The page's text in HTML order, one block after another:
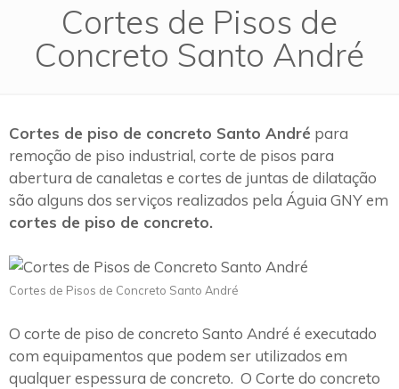
Cortes de Pisos de
Concreto Santo André
Cortes de piso de concreto Santo André para
remoção de piso industrial, corte de pisos para
abertura de canaletas e cortes de juntas de dilatação
são alguns dos serviços realizados pela Águia GNY em
cortes de piso de concreto.
Cortes de Pisos de Concreto Santo André
O corte de piso de concreto Santo André é executado
com equipamentos que podem ser utilizados em
qualquer espessura de concreto. O Corte do concreto